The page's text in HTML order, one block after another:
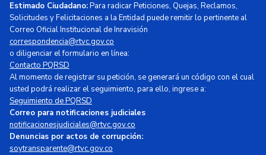
Estimado Ciudadano:Para radicar Peticiones, Quejas, Reclamos,
Solicitudes y Felicitaciones a la Entidad puede remitir lo pertinente al
Correo Oficial Institucional de Inravisión
correspondencia@rtvc.gov.co
o diligenciar el formulario en línea:
Contacto PQRSD
Al momento de registrar su petición, se generará un código con el cual
usted podrá realizar el seguimiento, para ello, ingrese a:
Seguimiento de PQRSD
Correo para notificaciones judiciales
notificacionesjudiciales@rtvc.gov.co
Denuncias por actos de corrupción:
soytransparente@rtvc.gov.co